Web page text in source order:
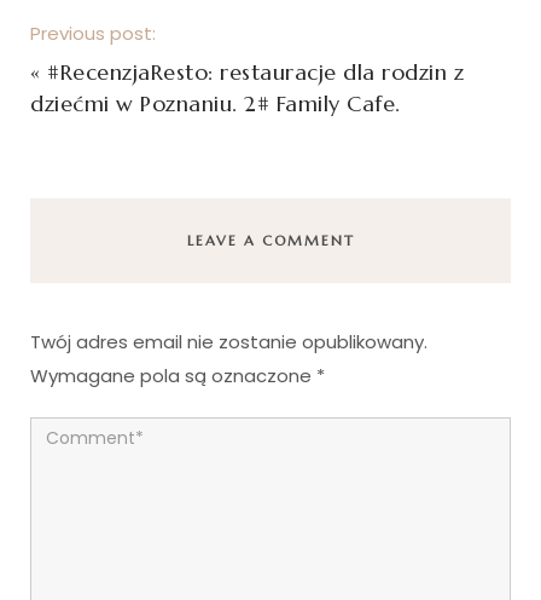
Previous post:
« #RecenzjaResto: restauracje dla rodzin z
dziećmi w Poznaniu. 2# Family Cafe.
LEAVE A COMMENT
Twój adres email nie zostanie opublikowany.
Wymagane pola są oznaczone *